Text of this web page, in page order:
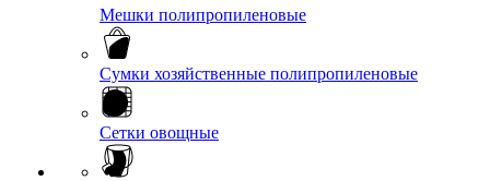
Мешки полипропиленовые
Сумки хозяйственные полипропиленовые
Сетки овощные